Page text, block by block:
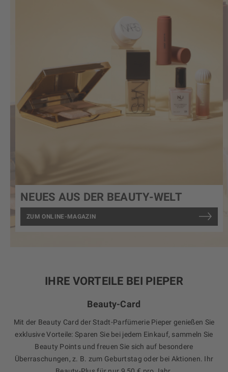
NEUES AUS DER BEAUTY-WELT
ZUM ONLINE-MAGAZIN
IHRE VORTEILE BEI PIEPER
Beauty-Card
Mit der Beauty Card der Stadt-Parfümerie Pieper genießen Sie
exklusive Vorteile: Sparen Sie bei jedem Einkauf, sammeln Sie
Beauty Points und freuen Sie sich auf besondere
Überraschungen, z. B. zum Geburtstag oder bei Aktionen. Ihr